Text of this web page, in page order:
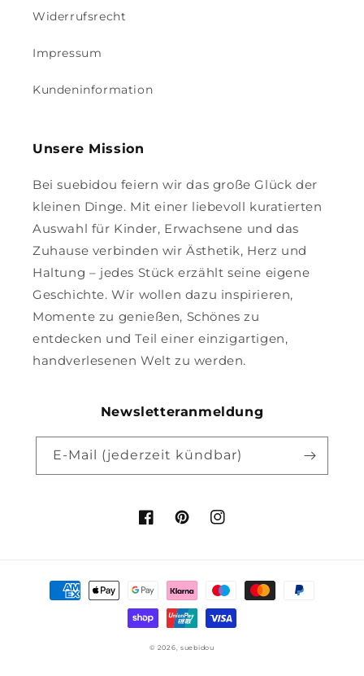
Widerrufsrecht
Impressum
Kundeninformation
Unsere Mission
Bei suebidou feiern wir das große Glück der
kleinen Dinge. Mit einer liebevoll kuratierten
Auswahl für Kinder, Erwachsene und das
Zuhause verbinden wir Ästhetik, Herz und
Haltung – jedes Stück erzählt seine eigene
Geschichte. Wir wollen dazu inspirieren,
Momente zu genießen, Schönes zu
entdecken und Teil einer einzigartigen,
handverlesenen Welt zu werden.
Newsletteranmeldung
E-Mail (jederzeit kündbar)
FacebookPinterestInstagram
Zahlungsmethoden
© 2026, suebidou